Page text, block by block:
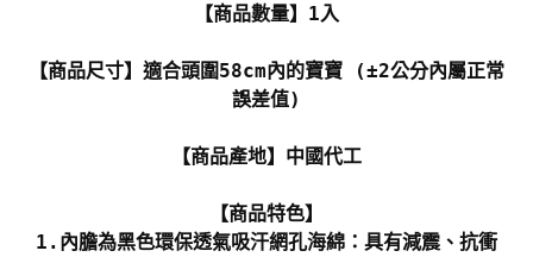
【商品數量】1入
【商品尺寸】適合頭圍58cm內的寶寶 (±2公分內屬正常
誤差值)
【商品產地】中國代工
【商品特色】
1.內膽為黑色環保透氣吸汗網孔海綿：具有減震、抗衝